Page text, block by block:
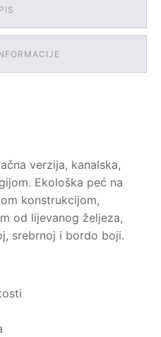
verzija, kanalska,
Ekološka peć na
konstrukcijom,
od lijevanog željeza,
srebrnoj i bordo boji.